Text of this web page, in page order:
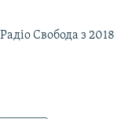
Свобода з 2018